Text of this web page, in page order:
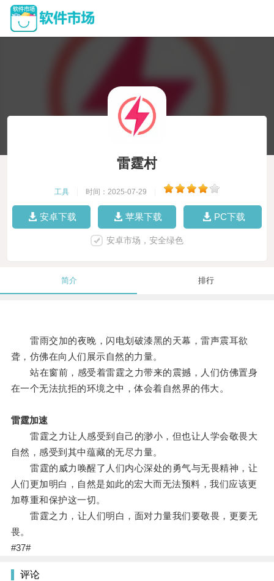
雷霆村
工具 时间：2025-07-29
安卓下载 苹果下载 PC下载
安卓市场，安全绿色
简介 排行
雷雨交加的夜晚，闪电划破漆黑的天幕，雷声震耳欲
聋，仿佛在向人们展示自然的力量。
站在窗前，感受着雷霆之力带来的震撼，人们仿佛置身
在一个无法抗拒的环境之中，体会着自然界的伟大。
雷霆加速
雷霆之力让人感受到自己的渺小，但也让人学会敬畏大
自然，感受到其中蕴藏的无尽力量。
雷霆的威力唤醒了人们内心深处的勇气与无畏精神，让
人们更加明白，自然是如此的宏大而无法预料，我们应该更
加尊重和保护这一切。
雷霆之力，让人们明白，面对力量我们要敬畏，更要无
畏。
#37#
评论